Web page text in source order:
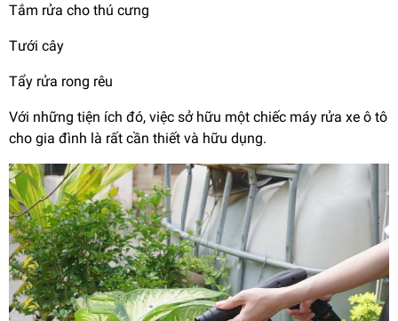
Tắm rửa cho thú cưng
Tưới cây
Tẩy rửa rong rêu
Với những tiện ích đó, việc sở hữu một chiếc máy rửa xe ô tô
cho gia đình là rất cần thiết và hữu dụng.